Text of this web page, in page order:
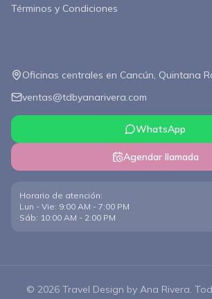
Términos y Condiciones
Oficinas centrales en Cancún, Quintana
ventas@tdbyanarivera.com
WhatsApp
Agendar llamada
Horario de atención:
Lun - Vie: 9:00 AM - 7:00 PM
Sáb: 10:00 AM - 2:00 PM
© 2026Travel Design by Ana Rivera.